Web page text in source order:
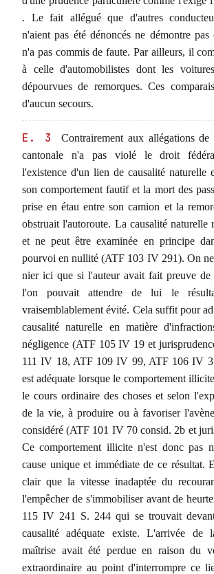
. Le fait allégué que d'autres
n'aient pas été dénoncés ne démontre
n'a pas commis de faute. Par ailleurs, il
à celle d'automobilistes dont les
dépourvues de remorques. Ces
d'aucun secours.
E. 3
Contrairement aux allégations
cantonale n'a pas violé le droit
l'existence d'un lien de causalité naturelle
son comportement fautif et la mort des
prise en étau entre son camion et la
obstruait l'autoroute. La causalité naturelle
et ne peut être examinée en principe
pourvoi en nullité (ATF 103 IV 291). On
nier ici que si l'auteur avait fait preuve de
l'on pouvait attendre de lui le
vraisemblablement évité. Cela suffit pour
causalité naturelle en matière
négligence (ATF 105 IV 19 et
111 IV 18, ATF 109 IV 99, ATF 106 IV
est adéquate lorsque le comportement
le cours ordinaire des choses et selon
de la vie, à produire ou à favoriser
considéré (ATF 101 IV 70 consid. 2b et
Ce comportement illicite n'est donc pas
cause unique et immédiate de ce résultat.
clair que la vitesse inadaptée du
l'empêcher de s'immobiliser avant de
115 IV 241 S. 244 qui se trouvait
causalité adéquate existe. L'arrivée
maîtrise avait été perdue en raison du
extraordinaire au point d'interrompre ce